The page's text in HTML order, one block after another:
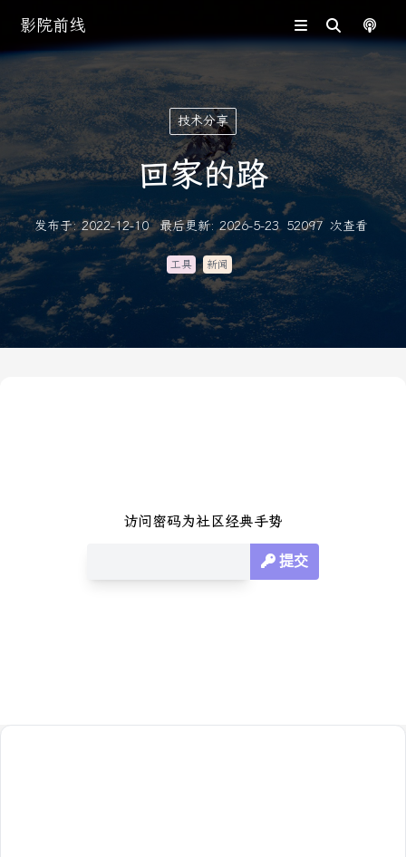
影院前线
技术分享
回家的路
发布于:2022-12-10 最后更新:2026-5-23 52097 次查看
工具 新闻
访问密码为社区经典手势
提交